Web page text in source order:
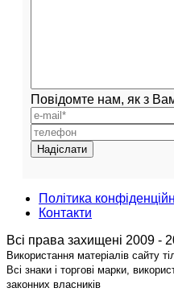
Повідомте нам, як з
Політика
Контакти
Всі права захищені 2009 -
Використання матеріалів сайту
Всі знаки і торгові марки,
законних власників